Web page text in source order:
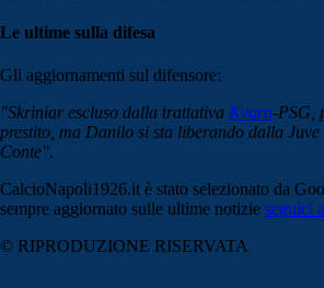
Le ultime sulla difesa
Gli aggiornamenti sul difensore:
"Skriniar escluso dalla trattativa Kvara-PSG,
prestito, ma Danilo si sta liberando dalla
Conte".
CalcioNapoli1926.it è stato selezionato da
sempre aggiornato sulle ultime notizie seguici
© RIPRODUZIONE RISERVATA